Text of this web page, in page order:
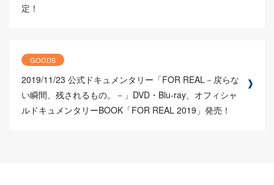
定！
GOODS
2019/11/23 公式ドキュメンタリー「FOR REAL－戻らな
い瞬間、残されるもの。－」DVD・Blu-ray、オフィシャ
ルドキュメンタリーBOOK「FOR REAL 2019」発売！